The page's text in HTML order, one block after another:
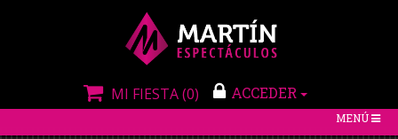
MI FIESTA(0) ACCEDER
TOGGLE
MENÚ